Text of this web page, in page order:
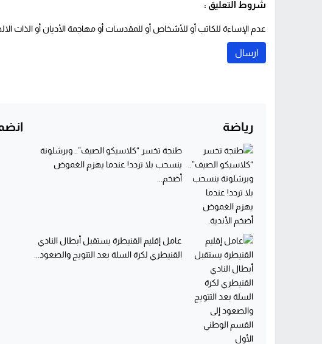
شروط التعليق :
عدم الإساءة للكاتب أو للأشخاص أو للمقدسات أو مهاجمة الأديان أو الذات
رياضة
طنجة تخسر “كلاسيكو الصيف”.. وبرشلونة
ينسحب بلا تردد! عندما يهزم الغموض
أضخم...
عامل إقليم القنيطرة يستقبل أبطال النادي
القنيطري لكرة السلة بعد التتويج والصعود...